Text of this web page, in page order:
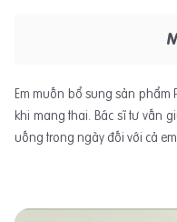
Em muốn bổ sung sản phẩm
khi mang thai. Bác sĩ tư vấn
uống trong ngày đối với cả